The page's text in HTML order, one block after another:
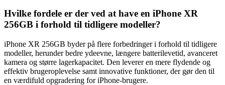
Hvilke fordele er der ved at have en iPhone XR
256GB i forhold til tidligere modeller?
iPhone XR 256GB byder på flere forbedringer i forhold til tidligere
modeller, herunder bedre ydeevne, længere batterilevetid, avanceret
kamera og større lagerkapacitet. Den leverer en mere flydende og
effektiv brugeroplevelse samt innovative funktioner, der gør den til
en værdifuld opgradering for iPhone-brugere.